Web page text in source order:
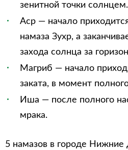
зенитной точки солнцем.
Аср — начало
намаза Зухр, а
захода солнца за
Магриб — начало
заката, в момент
Иша — после полного
мрака.
5 намазов в городе Нижние